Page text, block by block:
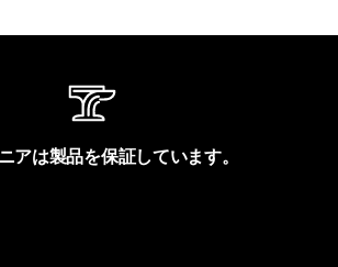
アは製品を保証しています。